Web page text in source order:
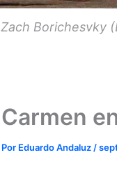
Zach Borichesvky
Carmen
Por Eduardo Andaluz/